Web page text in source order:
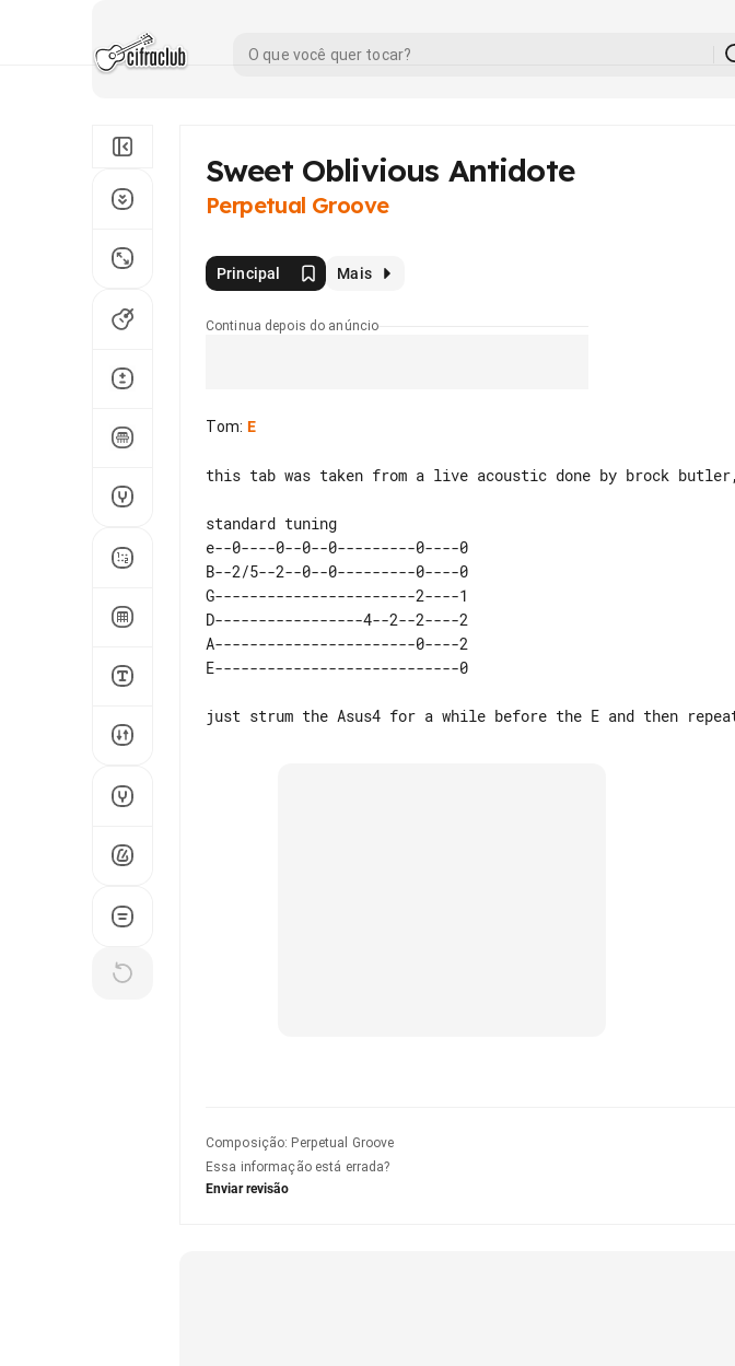
Sweet Oblivious Antidote
Perpetual Groove
Principal Mais
Continua depois do anúncio
Tom: E
this tab was taken from a live acoustic done by brock
e--0----0--0--0---------0----0
B--2/5--2--0--0---------0----0
G-----------------------2----1
D-----------------4--2--2----2
A-----------------------0----2
Composição: Perpetual Groove
Essa informação está errada?
Enviar revisão